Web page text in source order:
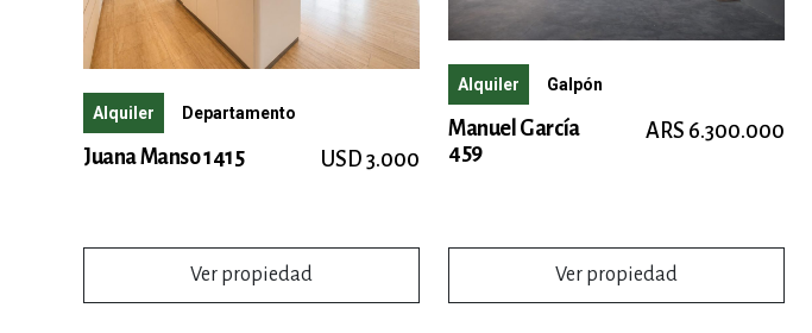
Alquiler Departamento
Juana Manso 1415 USD 3.000
Ver propiedad
Alquiler Galpón
Manuel García
459
ARS 6.300.000
Ver propiedad